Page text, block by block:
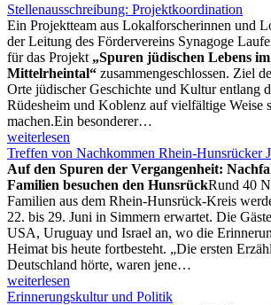
Stellenausschreibung: Projektkoordination
Ein Projektteam aus Lokalforscherinnen und
der Leitung des Fördervereins Synagoge
für das Projekt „Spuren jüdischen Lebens
Mittelrheintal“ zusammengeschlossen. Ziel
Orte jüdischer Geschichte und Kultur entlang
Rüdesheim und Koblenz auf vielfältige Weise
machen.Ein besonderer…
weiterlesen
Treffen von Nachkommen Rhein-Hunsrücker
Auf den Spuren der Vergangenheit:
Familien besuchen den HunsrückRund 40
Familien aus dem Rhein-Hunsrück-Kreis
22. bis 29. Juni in Simmern erwartet. Die
USA, Uruguay und Israel an, wo die
Heimat bis heute fortbesteht. „Die ersten
Deutschland hörte, waren jene…
weiterlesen
Erinnerungskultur und Politik